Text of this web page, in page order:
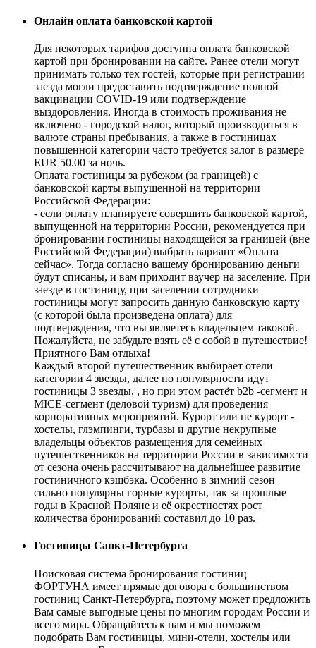
Онлайн оплата банковской картой
Для некоторых тарифов доступна оплата банковской
картой при бронировании на сайте. Ранее отели могут
принимать только тех гостей, которые при регистрации
заезда могли предоставить подтверждение полной
вакцинации COVID-19 или подтверждение
выздоровления. Иногда в стоимость проживания не
включено - городской налог, который производиться в
валюте страны пребывания, а также в гостиницах
повышенной категории часто требуется залог в размере
EUR 50.00 за ночь.
Оплата гостиницы за рубежом (за границей) с
банковской карты выпущенной на территории
Российской Федерации:
- если оплату планируете совершить банковской картой,
выпущенной на территории России, рекомендуется при
бронировании гостиницы находящейся за границей (вне
Российской Федерации) выбрать вариант «Оплата
сейчас». Тогда согласно вашему бронированию деньги
будут списаны, и вам приходит ваучер на заселение. При
заезде в гостиницу, при заселении сотрудники
гостиницы могут запросить данную банковскую карту
(с которой была произведена оплата) для
подтверждения, что вы являетесь владельцем таковой.
Пожалуйста, не забудьте взять её с собой в путешествие!
Приятного Вам отдыха!
Каждый второй путешественник выбирает отели
категории 4 звезды, далее по популярности идут
гостиницы 3 звезды, , но при этом растёт b2b -сегмент и
MICE-сегмент (деловой туризм) для проведения
корпоративных мероприятий. Курорт или не курорт -
хостелы, глэмпинги, турбазы и другие некрупные
владельцы объектов размещения для семейных
путешественников на территории России в зависимости
от сезона очень рассчитывают на дальнейшее развитие
гостиничного кэшбэка. Особенно в зимний сезон
сильно популярны горные курорты, так за прошлые
годы в Красной Поляне и её окрестностях рост
количества бронирований составил до 10 раз.
Гостиницы Санкт-Петербурга
Поисковая система бронирования гостиниц
ФОРТУНА имеет прямые договора с большинством
гостиниц Санкт-Петербурга, поэтому может предложить
Вам самые выгодные цены по многим городам России и
всего мира. Обращайтесь к нам и мы поможем
подобрать Вам гостиницы, мини-отели, хостелы или